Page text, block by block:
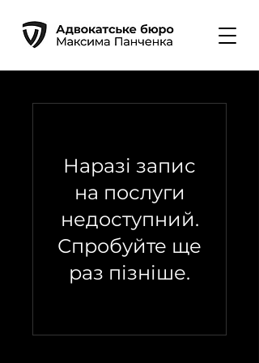
Наразі запис
на послуги
недоступний.
Спробуйте ще
раз пізніше.